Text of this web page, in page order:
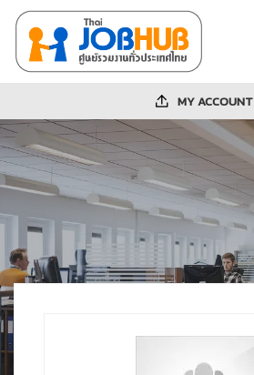
MY ACCOUNT